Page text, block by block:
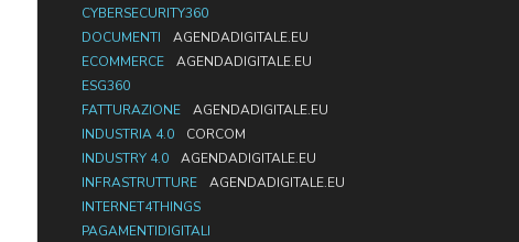
CYBERSECURITY360
DOCUMENTI
AGENDADIGITALE.EU
ECOMMERCE
AGENDADIGITALE.EU
ESG360
FATTURAZIONE
AGENDADIGITALE.EU
INDUSTRIA 4.0
CORCOM
INDUSTRY 4.0
AGENDADIGITALE.EU
INFRASTRUTTURE
AGENDADIGITALE.EU
INTERNET4THINGS
PAGAMENTIDIGITALI